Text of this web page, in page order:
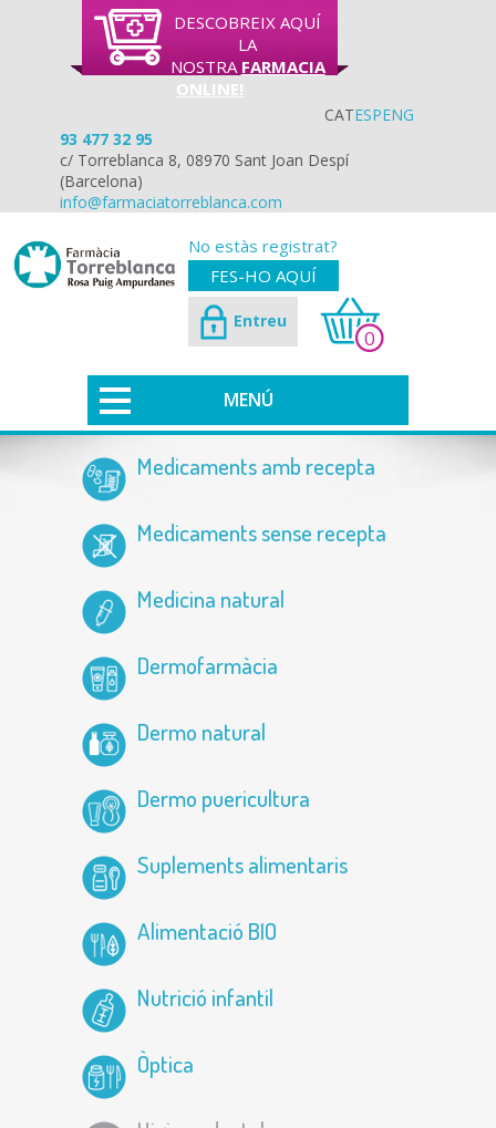
DESCOBREIX AQUÍ
LA
NOSTRA FARMACIA
ONLINE!
CATESPENG
93 477 32 95
c/ Torreblanca 8, 08970 Sant Joan Despí
(Barcelona)
info@farmaciatorreblanca.com
No estàs registrat?
FES-HO AQUÍ
Entreu
0
MENÚ
Medicaments amb recepta
Medicaments sense recepta
Medicina natural
Dermofarmàcia
Dermo natural
Dermo puericultura
Suplements alimentaris
Alimentació BIO
Nutrició infantil
Òptica